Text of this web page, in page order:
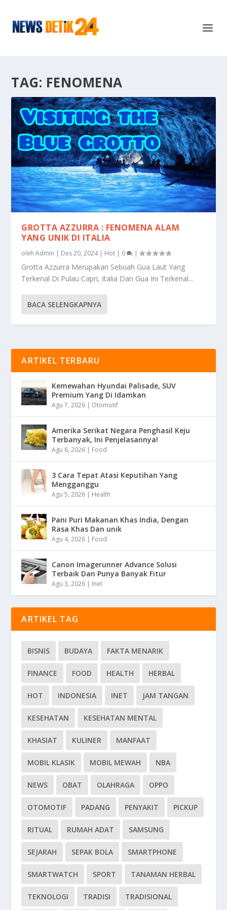
TAG: FENOMENA
GROTTA AZZURRA : FENOMENA ALAM
YANG UNIK DI ITALIA
olehAdmin | Des 20, 2024| Hot | 0 |
Grotta Azzurra Merupakan Sebuah Gua Laut Yang
Terkenal Di Pulau Capri, Italia Dan Gua Ini Terkenal...
BACA SELENGKAPNYA
ARTIKEL TERBARU
Kemewahan Hyundai Palisade, SUV
Premium Yang Di Idamkan
Agu 7, 2026 | Otomotif
Amerika Serikat Negara Penghasil Keju
Terbanyak, Ini Penjelasannya!
Agu 6, 2026 | Food
3 Cara Tepat Atasi Keputihan Yang
Mengganggu
Agu 5, 2026 | Health
Pani Puri Makanan Khas India, Dengan
Rasa Khas Dan unik
Agu 4, 2026 | Food
Canon Imagerunner Advance Solusi
Terbaik Dan Punya Banyak Fitur
Agu 3, 2026 | Inet
ARTIKEL TAG
BISNIS BUDAYA FAKTA MENARIK
FINANCE FOOD HEALTH HERBAL
HOT INDONESIA INET JAM TANGAN
KESEHATAN KESEHATAN MENTAL
KHASIAT KULINER MANFAAT
MOBIL KLASIK MOBIL MEWAH NBA
NEWS OBAT OLAHRAGA OPPO
OTOMOTIF PADANG PENYAKIT PICKUP
RITUAL RUMAH ADAT SAMSUNG
SEJARAH SEPAK BOLA SMARTPHONE
SMARTWATCH SPORT TANAMAN HERBAL
TEKNOLOGI TRADISI TRADISIONAL